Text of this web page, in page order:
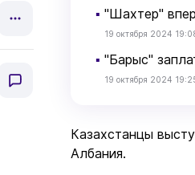
▪ "Шахтер"
19 октября 2024
▪ "Барыс"
19 октября 2024
Казахстанцы
Албания.